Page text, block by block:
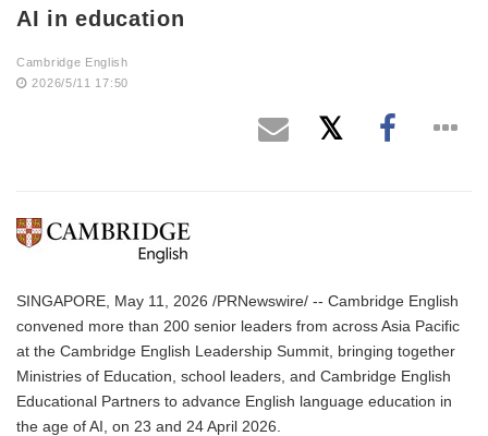
AI in education
Cambridge English
2026/5/11 17:50
SINGAPORE, May 11, 2026 /PRNewswire/ -- Cambridge English
convened more than 200 senior leaders from across Asia Pacific
at the Cambridge English Leadership Summit, bringing together
Ministries of Education, school leaders, and Cambridge English
Educational Partners to advance English language education in
the age of AI, on 23 and 24 April 2026.